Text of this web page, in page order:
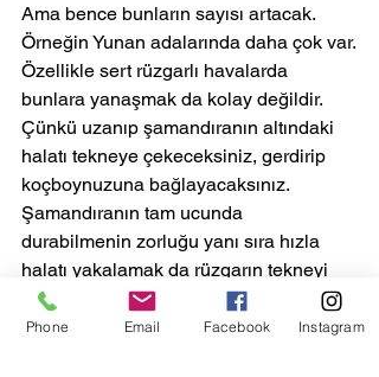
Ama bence bunların sayısı artacak.
Örneğin Yunan adalarında daha çok var.
Özellikle sert rüzgarlı havalarda
bunlara yanaşmak da kolay değildir.
Çünkü uzanıp şamandıranın altındaki
halatı tekneye çekeceksiniz, gerdirip
koçboynuzuna bağlayacaksınız.
Şamandıranın tam ucunda
durabilmenin zorluğu yanı sıra hızla
halatı yakalamak da rüzgarın tekneyi
sürüklemesiyle çok güç olabilir.
Bunun için iki noktaya dikkat
Phone Email Facebook Instagram